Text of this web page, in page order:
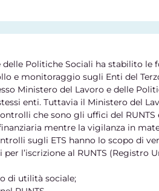
Politiche Sociali ha stabilito
e monitoraggio sugli Enti del
Ministero del Lavoro e delle
enti. Tuttavia il Ministero del
che sono gli uffici del
mentre la vigilanza in
sugli ETS hanno lo scopo di
l’iscrizione al RUNTS (Registro
di utilità sociale;